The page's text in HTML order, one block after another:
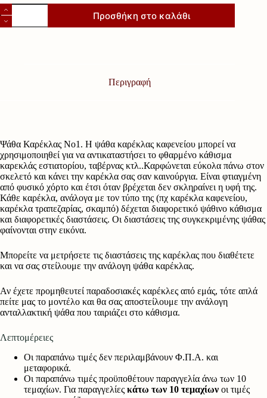
Ψάθα
Καρέκλας
Νο1
Προσθήκη στο καλάθι
Περιγραφή
Ψάθα Καρέκλας Νο1. Η ψάθα καρέκλας καφενείου μπορεί να
χρησιμοποιηθεί για να αντικαταστήσει το φθαρμένο κάθισμα
καρεκλάς εστιατορίου, ταβέρνας κτλ..Καρφώνεται εύκολα πάνω στον
σκελετό και κάνει την καρέκλα σας σαν καινούργια. Είναι φτιαγμένη
από φυσικό χόρτο και έτσι όταν βρέχεται δεν σκληραίνει η υφή της.
Κάθε καρέκλα, ανάλογα με τον τύπο της (πχ καρέκλα καφενείου,
καρέκλα τραπεζαρίας, σκαμπό) δέχεται διαφορετικό ψάθινο κάθισμα
και διαφορετικές διαστάσεις. Οι διαστάσεις της συγκεκριμένης ψάθας
φαίνονται στην εικόνα.
Μπορείτε να μετρήσετε τις διαστάσεις της καρέκλας που διαθέτετε
και να σας στείλουμε την ανάλογη ψάθα καρέκλας.
Αν έχετε προμηθευτεί παραδοσιακές καρέκλες από εμάς, τότε απλά
πείτε μας το μοντέλο και θα σας αποστείλουμε την ανάλογη
ανταλλακτική ψάθα που ταιριάζει στο κάθισμα.
Λεπτομέρειες
Οι παραπάνω τιμές δεν περιλαμβάνουν Φ.Π.Α. και
μεταφορικά.
Οι παραπάνω τιμές προϋποθέτουν παραγγελία άνω των 10
τεμαχίων. Για παραγγελίες κάτω των 10 τεμαχίων οι τιμές